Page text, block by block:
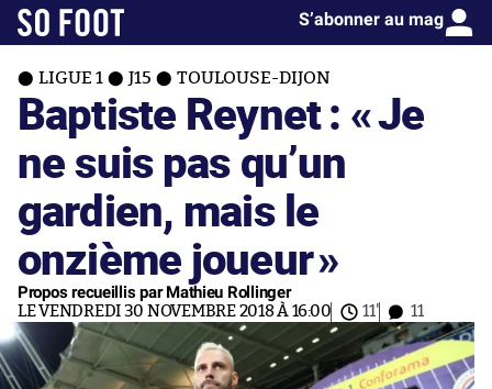
S’abonner au mag
LIGUE 1 J15 TOULOUSE-DIJON
Baptiste Reynet : «Je
ne suis pas qu’un
gardien, mais le
onzième joueur»
Propos recueillis par Mathieu Rollinger
LE VENDREDI 30 NOVEMBRE 2018 À 16:00 11' 11